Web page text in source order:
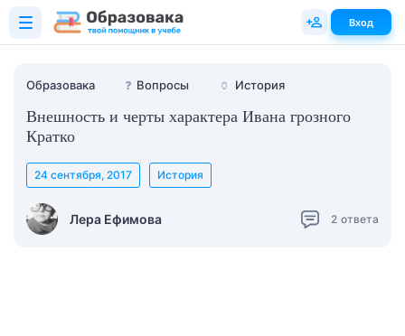
Образовака ❓ Вопросы 🏺 История
Внешность и черты характера Ивана грозного
Кратко
Лера Ефимова
24 сентября, 2017 История
2 ответа
Вход